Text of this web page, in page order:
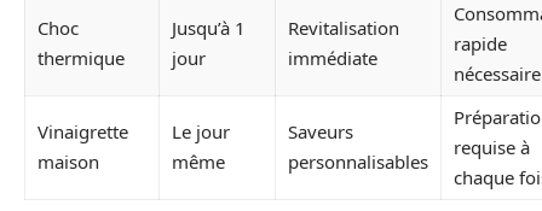
Choc
thermique
Jusqu’à 1
jour
Revitalisation
immédiate
rapide
nécessaire
Vinaigrette
maison
Le jour
même
Saveurs
personnalisables
requise à
chaque